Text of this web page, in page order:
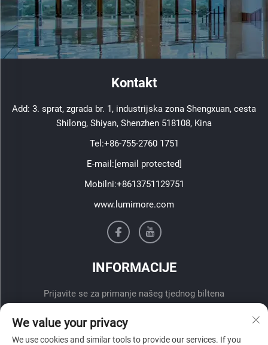
Kontakt
Add: 3. sprat, zgrada br. 1, industrijska zona Shengxuan, cesta
Shilong, Shiyan, Shenzhen 518108, Kina
Tel:+86-755-2760 1751
E-mail:[email protected]
Mobilni:+8613751129751
www.lumimore.com
INFORMACIJE
Prijavite se za primanje našeg tjednog biltena
We value your privacy
We use cookies and similar tools to provide our services. If you